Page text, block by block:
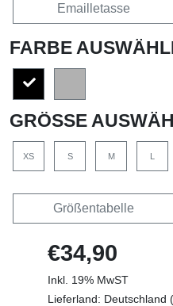
Emailletasse
FARBE
GRÖSSE
XS S M L
Größentabelle
€34,90
Inkl. 19% MwST
Lieferland: Deutschland (